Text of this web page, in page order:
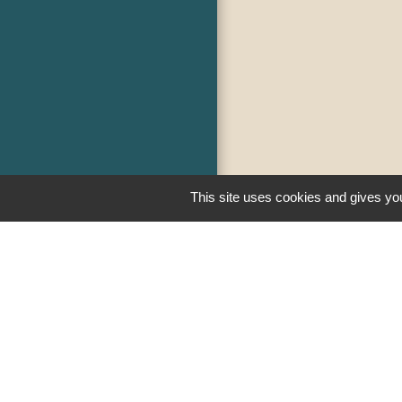
This site uses cookies and gives